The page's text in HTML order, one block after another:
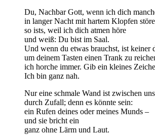
Du, Nachbar Gott, wenn ich dich
in langer Nacht mit hartem Klopfen
so ists, weil ich dich atmen höre
und weiß: Du bist im Saal.
Und wenn du etwas brauchst, ist keiner
um deinem Tasten einen Trank zu
ich horche immer. Gib ein kleines
Ich bin ganz nah.
Nur eine schmale Wand ist zwischen
durch Zufall; denn es könnte sein:
ein Rufen deines oder meines Munds –
und sie bricht ein
ganz ohne Lärm und Laut.